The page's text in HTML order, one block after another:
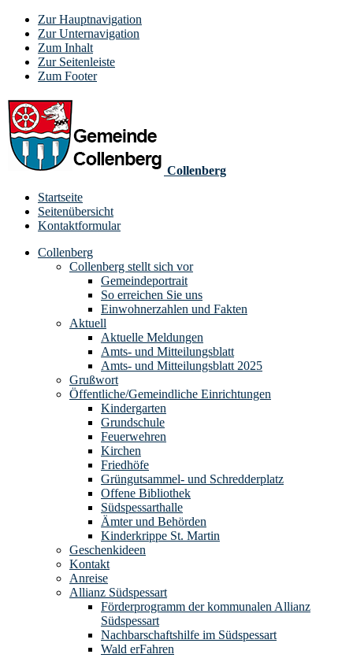
Zur Hauptnavigation
Zur Unternavigation
Zum Inhalt
Zur Seitenleiste
Zum Footer
Collenberg
Startseite
Seitenübersicht
Kontaktformular
Collenberg
Collenberg stellt sich vor
Gemeindeportrait
So erreichen Sie uns
Einwohnerzahlen und Fakten
Aktuell
Aktuelle Meldungen
Amts- und Mitteilungsblatt
Amts- und Mitteilungsblatt 2025
Grußwort
Öffentliche/Gemeindliche Einrichtungen
Kindergarten
Grundschule
Feuerwehren
Kirchen
Friedhöfe
Grüngutsammel- und Schredderplatz
Offene Bibliothek
Südspessarthalle
Ämter und Behörden
Kinderkrippe St. Martin
Geschenkideen
Kontakt
Anreise
Allianz Südspessart
Förderprogramm der kommunalen Allianz
Südspessart
Nachbarschaftshilfe im Südspessart
Wald erFahren